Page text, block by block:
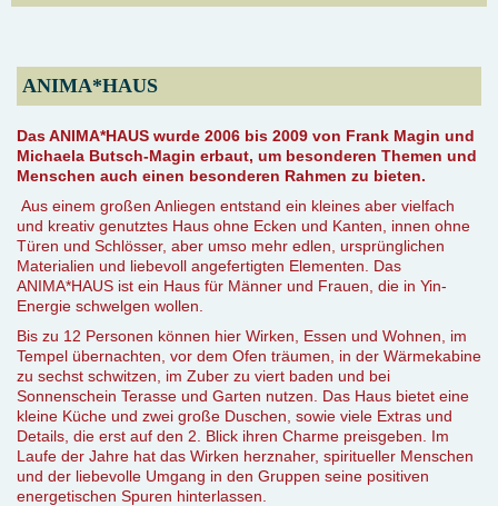
ANIMA*HAUS
Das ANIMA*HAUS wurde 2006 bis 2009 von Frank Magin und
Michaela Butsch-Magin erbaut, um besonderen Themen und
Menschen auch einen besonderen Rahmen zu bieten.
Aus einem großen Anliegen entstand ein kleines aber vielfach
und kreativ genutztes Haus ohne Ecken und Kanten, innen ohne
Türen und Schlösser, aber umso mehr edlen, ursprünglichen
Materialien und liebevoll angefertigten Elementen. Das
ANIMA*HAUS ist ein Haus für Männer und Frauen, die in Yin-
Energie schwelgen wollen.
Bis zu 12 Personen können hier Wirken, Essen und Wohnen, im
Tempel übernachten, vor dem Ofen träumen, in der Wärmekabine
zu sechst schwitzen, im Zuber zu viert baden und bei
Sonnenschein Terasse und Garten nutzen. Das Haus bietet eine
kleine Küche und zwei große Duschen, sowie viele Extras und
Details, die erst auf den 2. Blick ihren Charme preisgeben. Im
Laufe der Jahre hat das Wirken herznaher, spiritueller Menschen
und der liebevolle Umgang in den Gruppen seine positiven
energetischen Spuren hinterlassen.